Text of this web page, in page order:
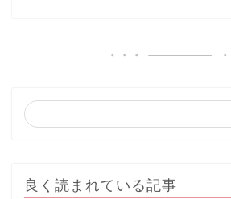
良く読まれている記事